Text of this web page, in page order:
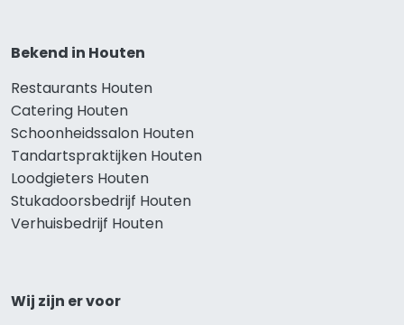
Bekend in Houten
Restaurants Houten
Catering Houten
Schoonheidssalon Houten
Tandartspraktijken Houten
Loodgieters Houten
Stukadoorsbedrijf Houten
Verhuisbedrijf Houten
Wij zijn er voor